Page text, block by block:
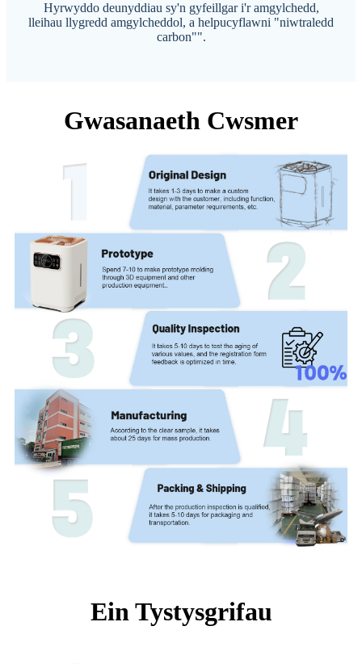
Hyrwyddo deunyddiau sy'n gyfeillgar i'r amgylchedd,
lleihau llygredd amgylcheddol, a helpucyflawni "niwtraledd
carbon"".
Gwasanaeth Cwsmer
Ein Tystysgrifau